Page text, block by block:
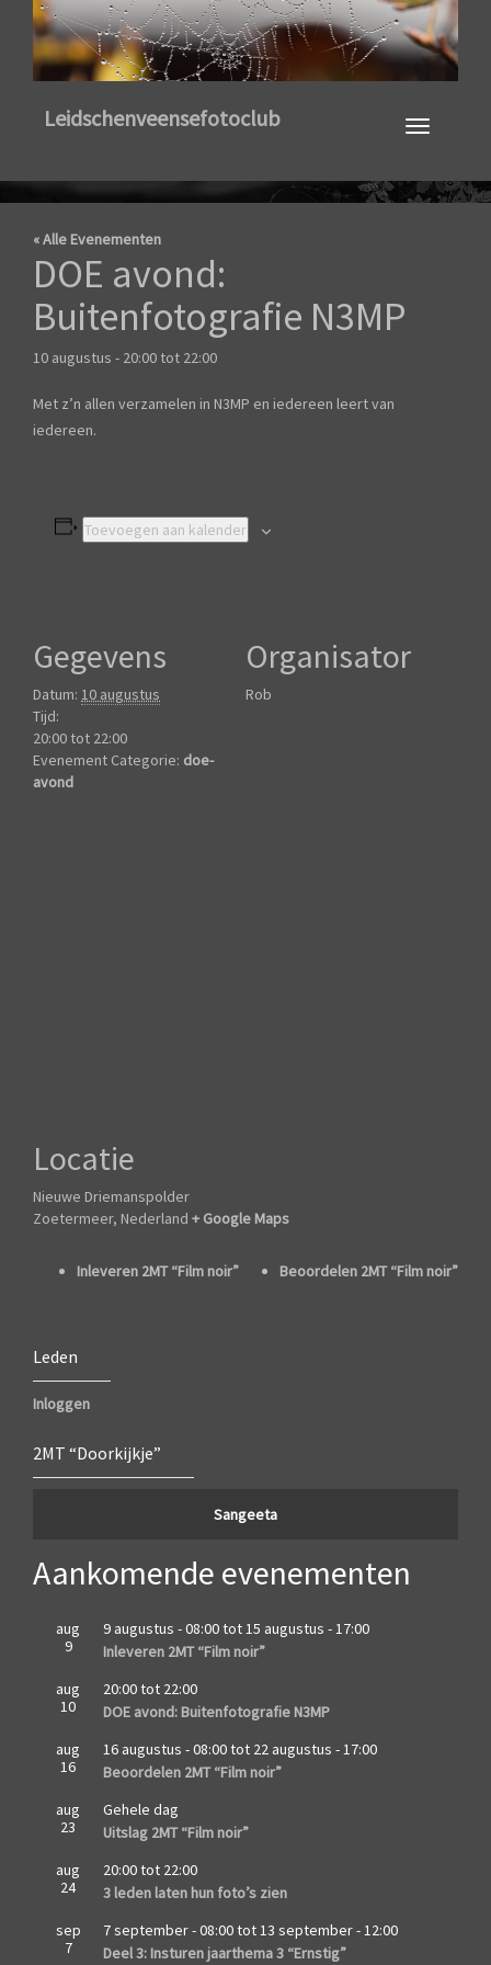
Leidschenveensefotoclub
navigation
« Alle Evenementen
DOE avond:
Buitenfotografie N3MP
10 augustus - 20:00 tot 22:00
Met z’n allen verzamelen in N3MP en iedereen leert van
iedereen.
Toevoegen aan kalender
Gegevens
Datum: 10 augustus
Tijd:
20:00 tot 22:00
Evenement Categorie: doe-
avond
Organisator
Rob
Locatie
Nieuwe Driemanspolder
Zoetermeer, Nederland + Google Maps
Inleveren 2MT “Film noir” Beoordelen 2MT “Film noir”
Leden
Inloggen
2MT “Doorkijkje”
Sangeeta
Aankomende evenementen
aug
9
9 augustus - 08:00tot15 augustus - 17:00
Inleveren 2MT “Film noir”
aug
10
20:00tot 22:00
DOE avond: Buitenfotografie N3MP
aug
16
16 augustus - 08:00tot 22 augustus - 17:00
Beoordelen 2MT “Film noir”
aug
23
Gehele dag
Uitslag 2MT “Film noir”
aug
24
20:00tot 22:00
3 leden laten hun foto’s zien
sep
7
7 september - 08:00tot13 september - 12:00
Deel 3: Insturen jaarthema 3 “Ernstig”